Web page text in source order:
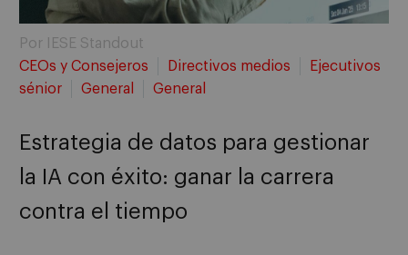
Por IESE Standout
CEOs y Consejeros
Directivos medios
Ejecutivos
sénior
General General
Estrategia de datos para gestionar
la IA con éxito: ganar la carrera
contra el tiempo